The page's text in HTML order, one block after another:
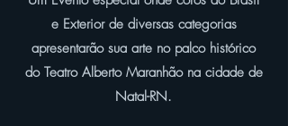
e Exterior de diversas categorias
apresentarão sua arte no palco histórico
do Teatro Alberto Maranhão na cidade de
Natal-RN.